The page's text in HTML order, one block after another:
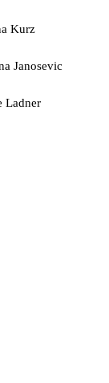
Kurz
Janosevic
Ladner